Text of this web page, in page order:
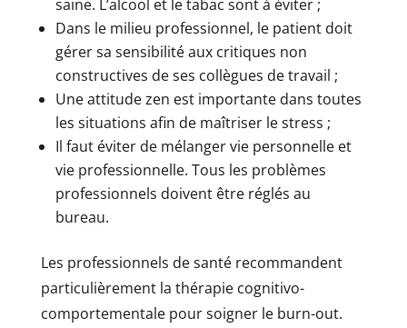
saine. L’alcool et le tabac sont à éviter ;
Dans le milieu professionnel, le patient doit
gérer sa sensibilité aux critiques non
constructives de ses collègues de travail ;
Une attitude zen est importante dans toutes
les situations afin de maîtriser le stress ;
Il faut éviter de mélanger vie personnelle et
vie professionnelle. Tous les problèmes
professionnels doivent être réglés au
bureau.
Les professionnels de santé recommandent
particulièrement la thérapie cognitivo-
comportementale pour soigner le burn-out.